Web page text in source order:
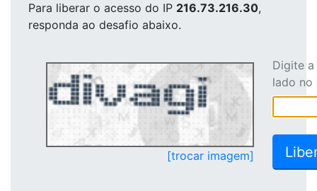
Para liberar o acesso do IP 216.73.216.30,
responda ao desafio abaixo.
[trocar imagem]
Digite
lado no